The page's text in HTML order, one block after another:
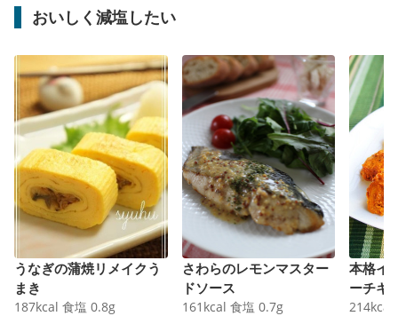
おいしく減塩したい
うなぎの蒲焼リメイクう
まき
187kcal 食塩 0.8g
さわらのレモンマスター
ドソース
161 kcal 食塩 0.7g
本格イ
ーチキ
214kcal